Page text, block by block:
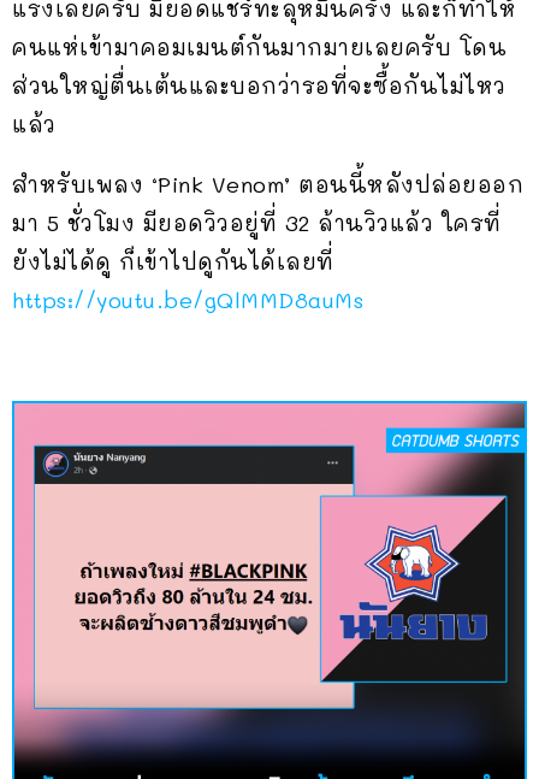
แรงเลยครับ มียอดแชร์ทะลุหมื่นครั้ง และก็ทำให้
คนแห่เข้ามาคอมเมนต์กันมากมายเลยครับ โดน
ส่วนใหญ่ตื่นเต้นและบอกว่ารอที่จะซื้อกันไม่ไหว
แล้ว
สำหรับเพลง ‘Pink Venom’ ตอนนี้หลังปล่อยออก
มา 5 ชั่วโมง มียอดวิวอยู่ที่ 32 ล้านวิวแล้ว ใครที่
ยังไม่ได้ดู ก็เข้าไปดูกันได้เลยที่
https://youtu.be/gQlMMD8auMs